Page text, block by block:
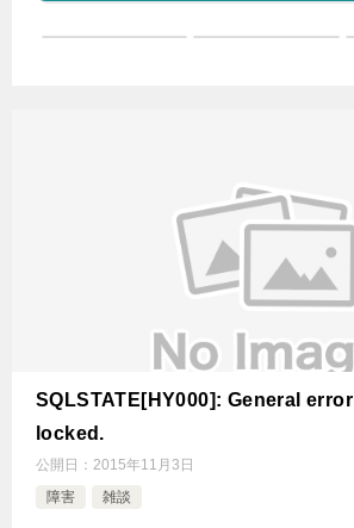
SQLSTATE[HY000]: General
locked.
公開日： 2015年11月3日
障害
雑談